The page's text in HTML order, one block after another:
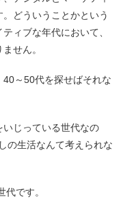
どういうことかという
ィブな年代において、
せん。
～50代を探せばそれな
じっている世代なの
の生活なんて考えられな
です。